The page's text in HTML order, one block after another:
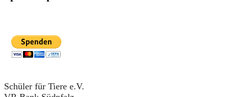
Schüler für Tiere e.V.